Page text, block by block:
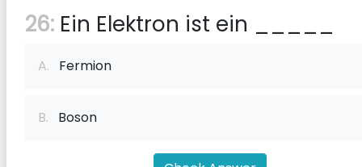
26: Ein Elektron ist ein _____
A. Fermion
B. Boson